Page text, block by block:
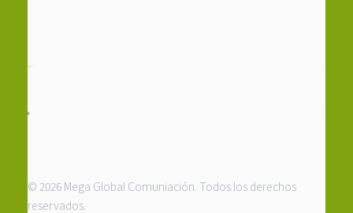
© 2026 Mega Global Comuniación. Todos los derechos
reservados.